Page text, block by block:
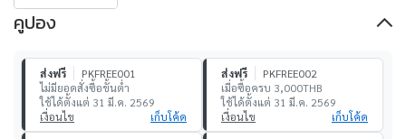
คูปอง
ส่งฟรี
PKFREE001
ไม่มียอดสั่งซื้อขั้นต่ำ
ใช้ได้ตั้งแต่ 31 มี.ค. 2569
เงื่อนไข
เก็บโค้ด
ส่งฟรี
PKFREE002
เมื่อซื้อครบ 3,000THB
ใช้ได้ตั้งแต่ 31 มี.ค. 2569
เงื่อนไข
เก็บโค้ด